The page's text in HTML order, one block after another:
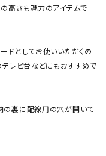
高さも魅力のアイテムで
ドとしてお使いいただくの
テレビ台などにもおすすめで
の裏に配線用の穴が開いて